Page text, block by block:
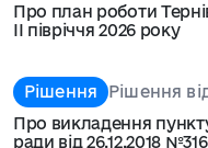
Про план роботи
ІІ півріччя 2026 року
Рішення
Рішення
Про викладення
ради від 26.12.2018